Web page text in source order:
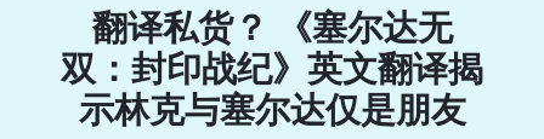
翻译私货？ 《塞尔达无
双：封印战纪》英文翻译揭
示林克与塞尔达仅是朋友